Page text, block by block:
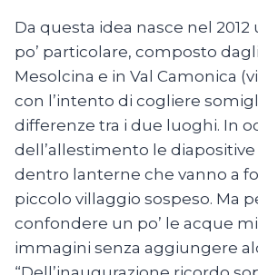
Da questa idea nasce nel
po’ particolare, composto
Mesolcina e in Val Camonica
con l’intento di cogliere
differenze tra i due luoghi. In
dell’allestimento le
dentro lanterne che vanno a
piccolo villaggio sospeso. Ma
confondere un po’ le acque
immagini senza aggiungere